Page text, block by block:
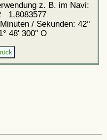
z. B. im Navi:
1,8083577
/ Sekunden: 42°
48' 300'' O